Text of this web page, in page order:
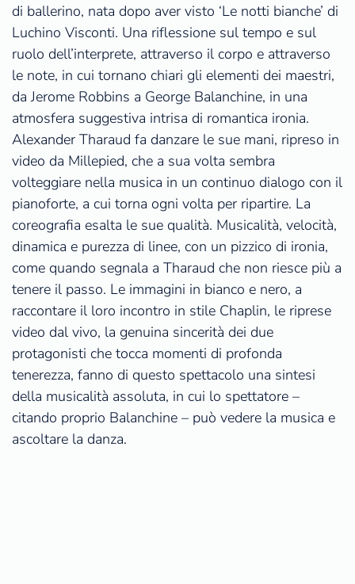
di ballerino, nata dopo aver visto ‘Le notti bianche’ di
Luchino Visconti. Una riflessione sul tempo e sul
ruolo dell’interprete, attraverso il corpo e attraverso
le note, in cui tornano chiari gli elementi dei maestri,
da Jerome Robbins a George Balanchine, in una
atmosfera suggestiva intrisa di romantica ironia.
Alexander Tharaud fa danzare le sue mani, ripreso in
video da Millepied, che a sua volta sembra
volteggiare nella musica in un continuo dialogo con il
pianoforte, a cui torna ogni volta per ripartire. La
coreografia esalta le sue qualità. Musicalità, velocità,
dinamica e purezza di linee, con un pizzico di ironia,
come quando segnala a Tharaud che non riesce più a
tenere il passo. Le immagini in bianco e nero, a
raccontare il loro incontro in stile Chaplin, le riprese
video dal vivo, la genuina sincerità dei due
protagonisti che tocca momenti di profonda
tenerezza, fanno di questo spettacolo una sintesi
della musicalità assoluta, in cui lo spettatore –
citando proprio Balanchine – può vedere la musica e
ascoltare la danza.